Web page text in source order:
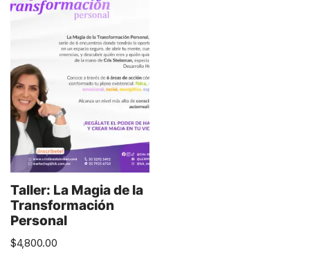
Taller: La Magia de la
Transformación
Personal
$4,800.00